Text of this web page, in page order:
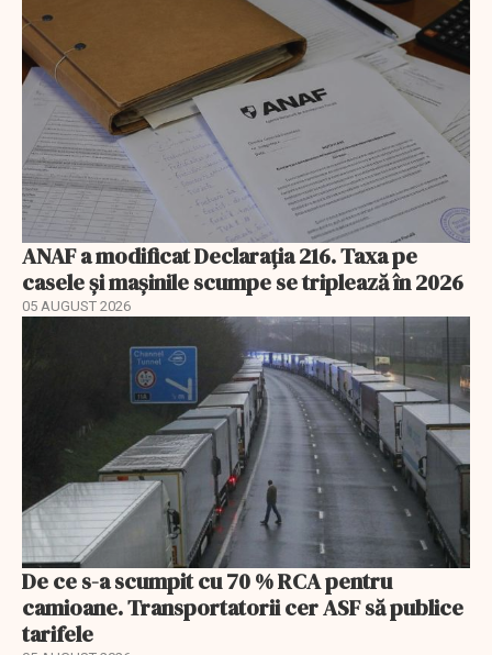
ANAF a modificat Declarația 216. Taxa pe
casele și mașinile scumpe se triplează în 2026
05 AUGUST 2026
De ce s-a scumpit cu 70 % RCA pentru
camioane. Transportatorii cer ASF să publice
tarifele